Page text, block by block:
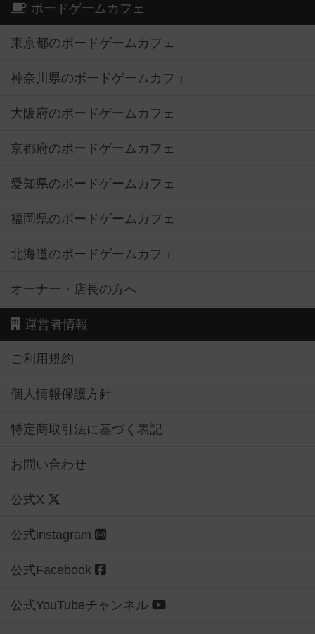
ボードゲームカフェ
東京都のボードゲームカフェ
神奈川県のボードゲームカフェ
大阪府のボードゲームカフェ
京都府のボードゲームカフェ
愛知県のボードゲームカフェ
福岡県のボードゲームカフェ
北海道のボードゲームカフェ
オーナー・店長の方へ
運営者情報
ご利用規約
個人情報保護方針
特定商取引法に基づく表記
お問い合わせ
公式X
公式instagram
公式Facebook
公式YouTubeチャンネル